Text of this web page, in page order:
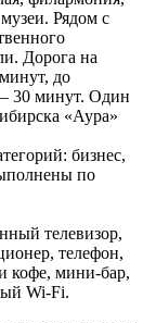
Рядом с
Дорога на
до
30 минут. Один
«Аура»
бизнес,
по
телевизор,
телефон,
кофе, мини-бар,
Wi-Fi.